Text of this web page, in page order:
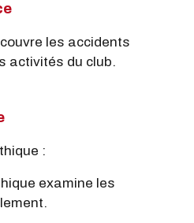
les accidents
activités du club.
:
examine les